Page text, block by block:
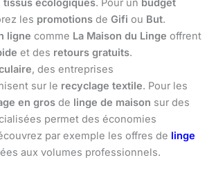
tissus écologiques. Pour un budget
les promotions de Gifi ou But.
ligne comme La Maison du Linge offrent
et des retours gratuits.
, des entreprises
sur le recyclage textile. Pour les
en gros de linge de maison sur des
permet des économies
par exemple les offres de linge
aux volumes professionnels.